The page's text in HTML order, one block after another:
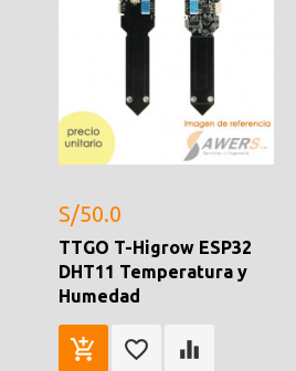
S/50.0
TTGO T-Higrow ESP32
DHT11 Temperatura y
Humedad